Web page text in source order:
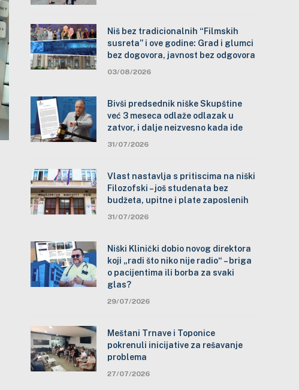
Niš bez tradicionalnih “Filmskih
susreta” i ove godine: Grad i glumci
bez dogovora, javnost bez odgovora
03/08/2026
Bivši predsednik niške Skupštine
već 3 meseca odlaže odlazak u
zatvor, i dalje neizvesno kada ide
31/07/2026
Vlast nastavlja s pritiscima na niški
Filozofski – još studenata bez
budžeta, upitne i plate zaposlenih
31/07/2026
Niški Klinički dobio novog direktora
koji „radi što niko nije radio“ – briga
o pacijentima ili borba za svaki
glas?
29/07/2026
Meštani Trnave i Toponice
pokrenuli inicijative za rešavanje
problema
27/07/2026